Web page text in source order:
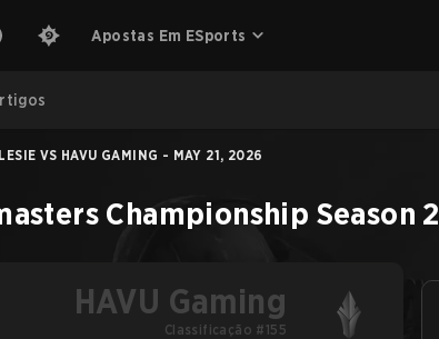
Apostas Em ESports
VS HAVU GAMING - MAY 21, 2026
Championship Season 2
HAVU Gaming
Classificação #155